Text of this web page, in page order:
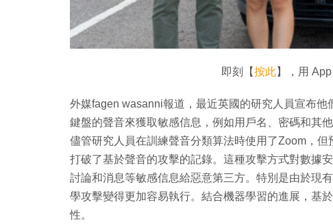
即刻【按此】，用
外媒fagen wasanni報道，最近英國的研究人員宣布
鍵盤的聲音來獲取敏感信息，例如用戶名、密碼和其
儘管研究人員在訓練聲音分類算法時使用了Zoom，
打破了基於聲音的攻擊的記錄。這種攻擊方式對數據
討論和消息等敏感信息給惡意第三方。特別是由於現
學攻擊變得更加容易執行。結合機器學習的進展，基
性。